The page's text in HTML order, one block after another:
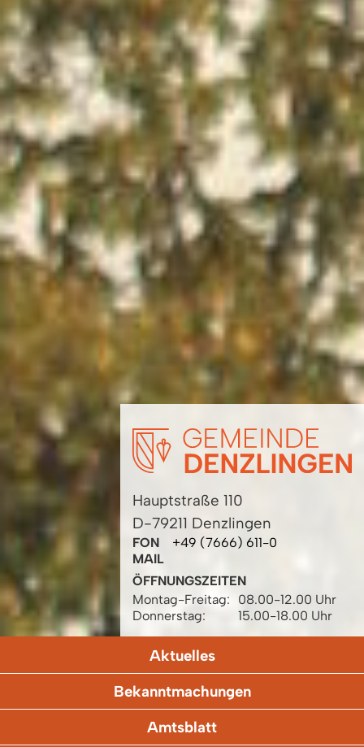
Hauptstraße 110
D-79211 Denzlingen
FON
+49 (7666) 611-0
MAIL
ÖFFNUNGSZEITEN
Montag-Freitag:
08.00-12.00 Uhr
Donnerstag:
15.00-18.00 Uhr
Aktuelles
Bekanntmachungen
Amtsblatt